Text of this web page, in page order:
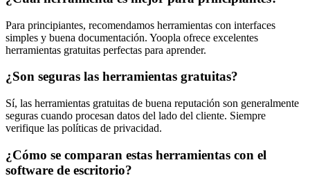
Para principiantes, recomendamos herramientas con interfaces
simples y buena documentación. Yoopla ofrece excelentes
herramientas gratuitas perfectas para aprender.
¿Son seguras las herramientas gratuitas?
Sí, las herramientas gratuitas de buena reputación son generalmente
seguras cuando procesan datos del lado del cliente. Siempre
verifique las políticas de privacidad.
¿Cómo se comparan estas herramientas con el
software de escritorio?